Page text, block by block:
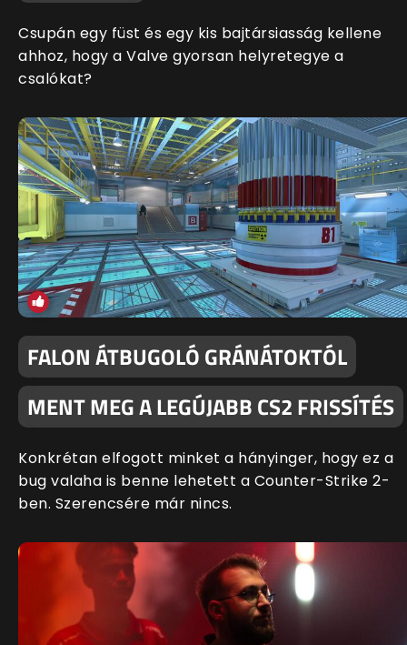
Csupán egy füst és egy kis bajtársiasság kellene
ahhoz, hogy a Valve gyorsan helyretegye a
csalókat?
FALON ÁTBUGOLÓ GRÁNÁTOKTÓL
MENT MEG A LEGÚJABB CS2 FRISSÍTÉS
Konkrétan elfogott minket a hányinger, hogy ez a
bug valaha is benne lehetett a Counter-Strike 2-
ben. Szerencsére már nincs.